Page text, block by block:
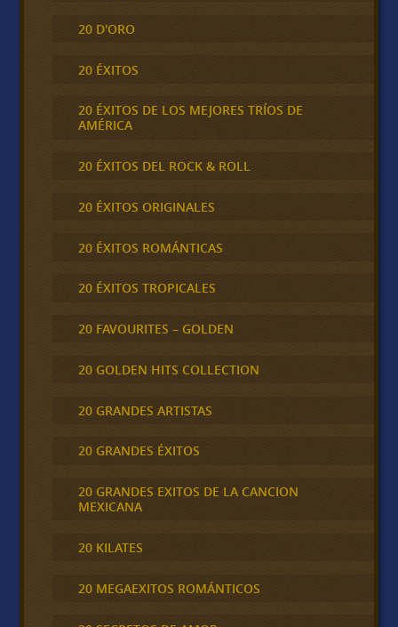
20 D'ORO
20 ÉXITOS
20 ÉXITOS DE LOS MEJORES TRÍOS DE
AMÉRICA
20 ÉXITOS DEL ROCK & ROLL
20 ÉXITOS ORIGINALES
20 ÉXITOS ROMÁNTICAS
20 ÉXITOS TROPICALES
20 FAVOURITES – GOLDEN
20 GOLDEN HITS COLLECTION
20 GRANDES ARTISTAS
20 GRANDES ÉXITOS
20 GRANDES EXITOS DE LA CANCION
MEXICANA
20 KILATES
20 MEGAEXITOS ROMÁNTICOS